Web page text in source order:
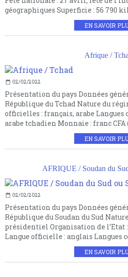
géographiques Superficie : 56 790
EN SAVOIR
Afrique /
02/02/2022
Présentation du pays Données
République du Tchad Nature du
officielles : français, arabe Langues
arabe tchadien Monnaie : franc CFA
EN SAVOIR
AFRIQUE / Soudan du
02/02/2022
Présentation du pays Données
République du Soudan du Sud
présidentiel Organisation de l’Etat
Langue officielle : anglais Langues
EN SAVOIR